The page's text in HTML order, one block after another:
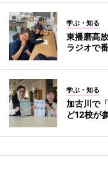
学ぶ・知る
東播磨高
ラジオで
学ぶ・知る
加古川で
ど12校が